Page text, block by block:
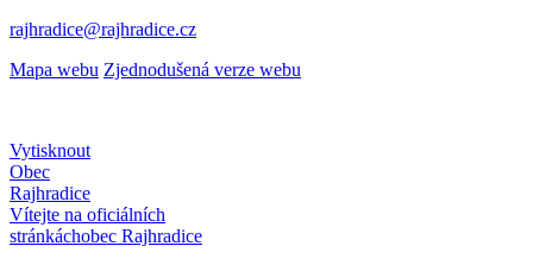
rajhradice@rajhradice.cz
Mapa webu Zjednodušená verze webu
Vytisknout
Obec
Rajhradice
Vítejte na oficiálních
stránkáchobec Rajhradice